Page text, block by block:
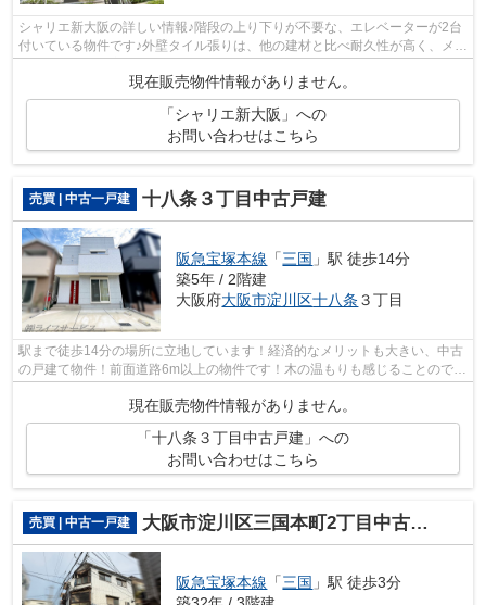
シャリエ新大阪の詳しい情報♪階段の上り下りが不要な、エレベーターが2台
付いている物件です♪外壁タイル張りは、他の建材と比べ耐久性が高く、メン
現在販売物件情報がありません。
「シャリエ新大阪」への
お問い合わせはこちら
売買 | 中古一戸建 十八条３丁目中古戸建
阪急宝塚本線 「三国 」駅 徒歩14分
築5年 / 2階建
大阪府大阪市淀川区十八条 ３丁目
駅まで徒歩14分の場所に立地しています！経済的なメリットも大きい、中古
の戸建て物件！前面道路6m以上の物件です！木の温もりも感じることのでき
る、令和2年4月築の物件となります！...
現在販売物件情報がありません。
「十八条３丁目中古戸建」への
お問い合わせはこちら
売買 | 中古一戸建 大阪市淀川区三国本町2丁目中古戸建
阪急宝塚本線 「三国 」駅 徒歩3分